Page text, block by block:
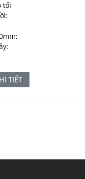
tối
TIẾT